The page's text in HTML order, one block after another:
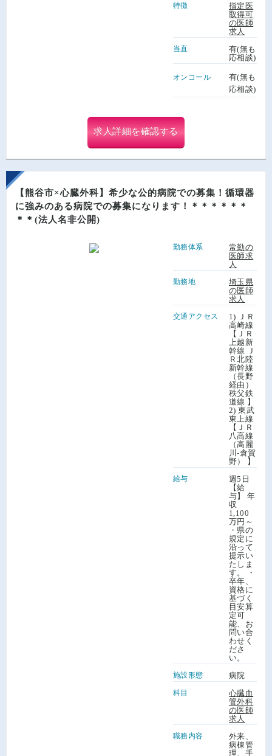
特徴
指定医
取得可
の医師
求人
当直
有(無も
応相談)
オンコール
有(無も
応相談)
求人詳細を確認する
【熊谷市×心臓外科】希少な公的病院での募集！循環器
に強みのある病院での募集になります！＊＊＊＊＊＊
＊＊(法人名非公開)
勤務体系
常勤の
医師求
人
勤務地
埼玉県
の医師
求人
交通アクセス
1) ＪＲ
高崎線
【ＪＲ
上越新
幹線 Ｊ
Ｒ北陸
新幹線
（長野
経由）
秩父鉄
道線 】
2) 東武
東上線
【ＪＲ
八高線
（高麗
川-倉賀
野） 】
給与
週5日
【給
与】 年
収
1,100
万円～
・県の
規定に
沿って
提示い
たしま
す。 ・
卒年、
資格に
基づく
目安算
定可
能、お
問い合
わせく
ださ
い。
施設形態 病院
科目
心臓血
管外科
の医師
求人
職務内容
外来、
病棟管
理、手